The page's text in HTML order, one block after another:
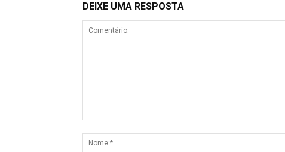
DEIXE UMA RESPOSTA